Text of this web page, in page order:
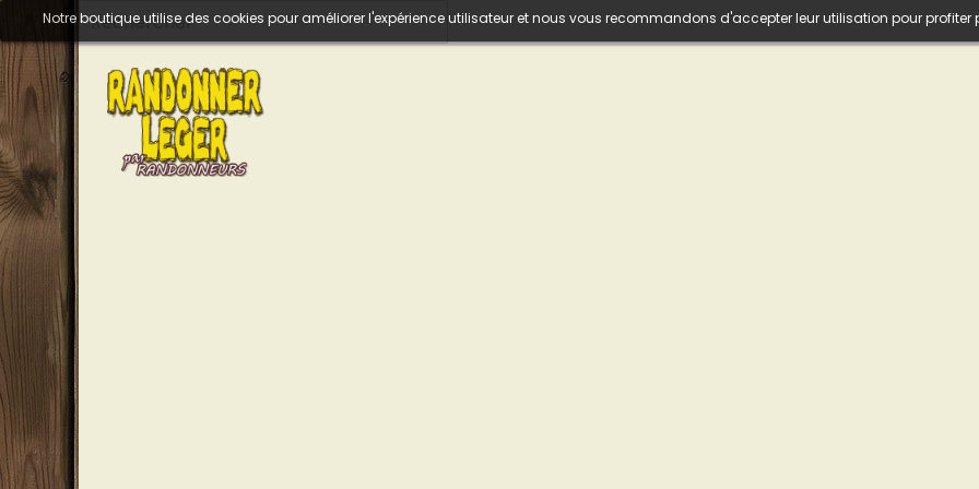
Notre boutique utilise des cookies pour améliorer l'expérience utilisateur et nous vous recommandons d'accepter leur utilisation pour